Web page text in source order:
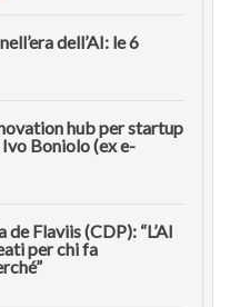
dell’AI: le 6
hub per startup
Boniolo (ex e-
Flaviis (CDP): “L’AI
per chi fa